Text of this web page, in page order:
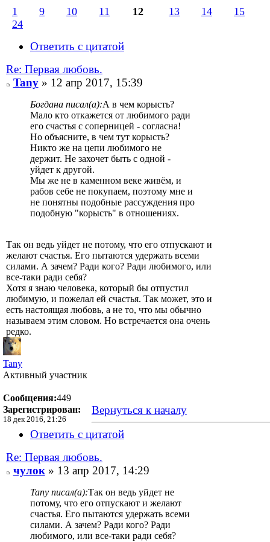
1 9 10 11 12 13 14
15
24
Ответить с цитатой
Re: Первая любовь.
Tany» 12 апр 2017, 15:39
Богдана писал(а):А в чем корысть?
Мало кто откажется от любимого ради
его счастья с соперницей - согласна!
Но объясните, в чем тут корысть?
Никто же на цепи любимого не
держит. Не захочет быть с одной -
уйдет к другой.
Мы же не в каменном веке живём, и
рабов себе не покупаем, поэтому мне и
не понятны подобные рассуждения про
подобную "корысть" в отношениях.
Так он ведь уйдет не потому, что его отпускают и
желают счастья. Его пытаются удержать всеми
силами. А зачем? Ради кого? Ради любимого, или
все-таки ради себя?
Хотя я знаю человека, который бы отпустил
любимую, и пожелал ей счастья. Так может, это и
есть настоящая любовь, а не то, что мы обычно
называем этим словом. Но встречается она очень
редко.
Tany
Активный участник
Сообщения:449
Зарегистрирован:
18 дек 2016, 21:26
Вернуться к началу
Ответить с цитатой
Re: Первая любовь.
чулок» 13 апр 2017, 14:29
Tany писал(а):Так он ведь уйдет не
потому, что его отпускают и желают
счастья. Его пытаются удержать всеми
силами. А зачем? Ради кого? Ради
любимого, или все-таки ради себя?